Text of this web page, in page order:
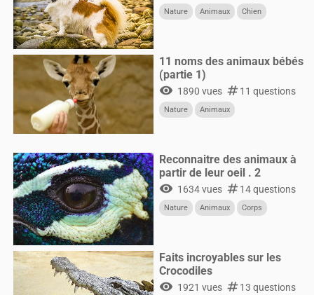
Nature Animaux Chien
11 noms des animaux bébés
(partie 1)
visibility 1890 vues numbers11 questions
Nature Animaux
Reconnaitre des animaux à
partir de leur oeil . 2
visibility 1634 vues numbers14 questions
Nature Animaux Corps
Faits incroyables sur les
Crocodiles
visibility 1921 vues numbers13 questions